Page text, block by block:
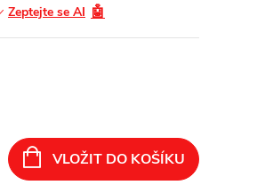
Zeptejte se AI 🤖
VLOŽIT DO KOŠÍKU